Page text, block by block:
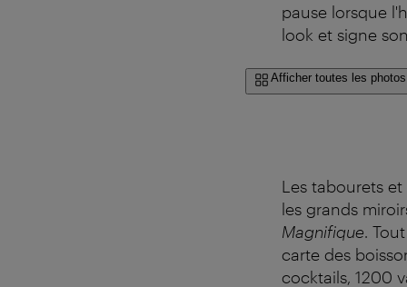
pause lorsque
look et signe
Afficher toutes les photos
Les tabourets
les grands
Magnifique.
carte des
cocktails, 1200